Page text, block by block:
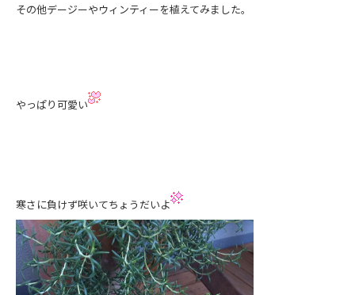
その他デージーやウィンティーを植えてみました。
やっぱり可愛い
寒さに負けず咲いてちょうだいよ